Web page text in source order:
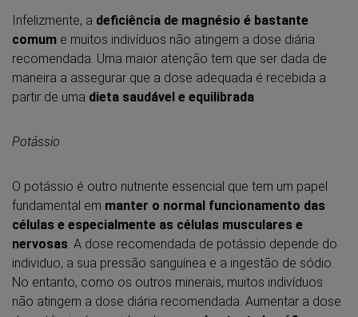
Infelizmente, a deficiência de magnésio é bastante
comum e muitos indivíduos não atingem a dose diária
recomendada. Uma maior atenção tem que ser dada de
maneira a assegurar que a dose adequada é recebida a
partir de uma dieta saudável e equilibrada
Potássio
O potássio é outro nutriente essencial que tem um papel
fundamental em manter o normal funcionamento das
células e especialmente as células musculares e
nervosas. A dose recomendada de potássio depende do
individuo, a sua pressão sanguínea e a ingestão de sódio.
No entanto, como os outros minerais, muitos indivíduos
não atingem a dose diária recomendada. Aumentar a dose